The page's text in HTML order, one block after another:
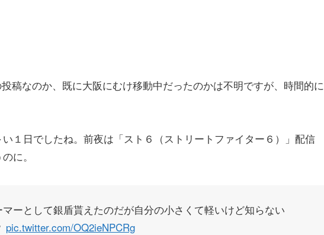
稿なのか、既に大阪にむけ移動中だったのかは不明ですが、時間的に
１日でしたね。前夜は「スト６（ストリートファイター６）」配信
に。
ーとして銀盾貰えたのだが自分の小さくて軽いけど知らない
pic.twitter.com/OQ2ieNPCRg